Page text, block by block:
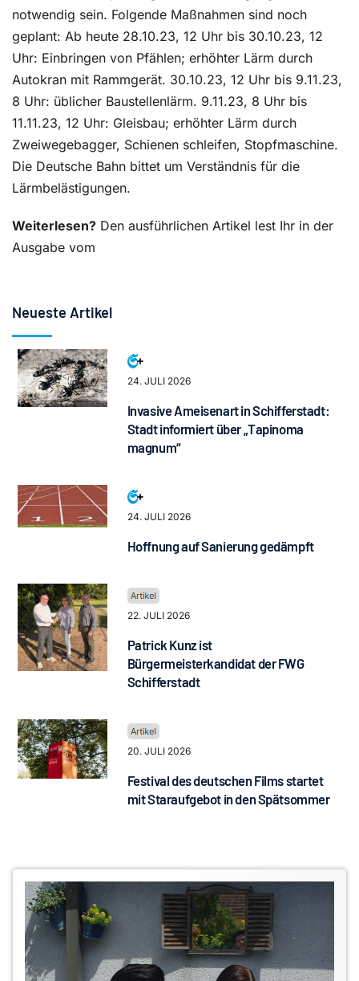
notwendig sein. Folgende Maßnahmen sind noch
geplant: Ab heute 28.10.23, 12 Uhr bis 30.10.23, 12
Uhr: Einbringen von Pfählen; erhöhter Lärm durch
Autokran mit Rammgerät. 30.10.23, 12 Uhr bis 9.11.23,
8 Uhr: üblicher Baustellenlärm. 9.11.23, 8 Uhr bis
11.11.23, 12 Uhr: Gleisbau; erhöhter Lärm durch
Zweiwegebagger, Schienen schleifen, Stopfmaschine.
Die Deutsche Bahn bittet um Verständnis für die
Lärmbelästigungen.
Weiterlesen? Den ausführlichen Artikel lest Ihr in der
Ausgabe vom
Neueste Artikel
24. JULI 2026
Invasive Ameisenart in Schifferstadt:
Stadt informiert über „Tapinoma
magnum“
24. JULI 2026
Hoffnung auf Sanierung gedämpft
22. JULI 2026
Patrick Kunz ist
Bürgermeisterkandidat der FWG
Schifferstadt
20. JULI 2026
Festival des deutschen Films startet
mit Staraufgebot in den Spätsommer